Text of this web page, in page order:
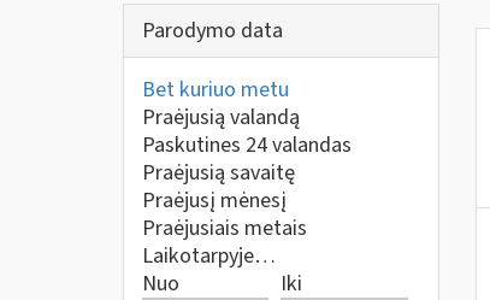
Parodymo data
Bet kuriuo metu
Praėjusią valandą
Paskutines 24 valandas
Praėjusią savaitę
Praėjusį mėnesį
Praėjusiais metais
Laikotarpyje…
Nuo
Iki